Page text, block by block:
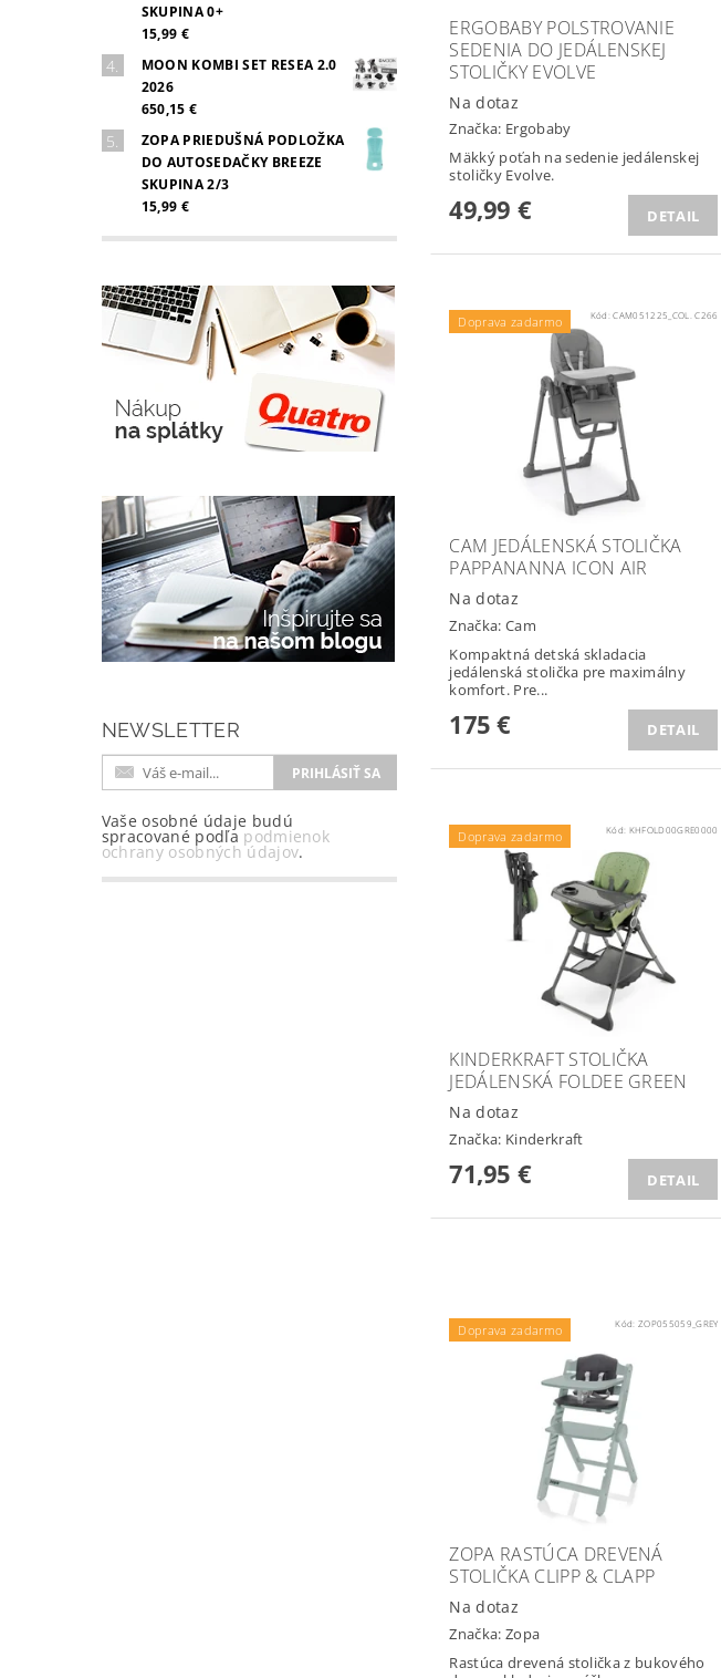
SKUPINA 0+
15,99 €
MOON KOMBI SET RESEA 2.0
2026
650,15 €
ZOPA PRIEDUŠNÁ PODLOŽKA
DO AUTOSEDAČKY BREEZE
SKUPINA 2/3
15,99 €
NEWSLETTER
Vaše osobné údaje budú
spracované podľa podmienok
ochrany osobných údajov.
ERGOBABY POLSTROVANIE
SEDENIA DO JEDÁLENSKEJ
STOLIČKY EVOLVE
Na dotaz
Značka: Ergobaby
Mäkký poťah na sedenie jedálenskej
stoličky Evolve.
49,99 € DETAIL
Doprava zadarmo Kód:CAM051225_COL. C266
CAM JEDÁLENSKÁ STOLIČKA
PAPPANANNA ICON AIR
Na dotaz
Značka: Cam
Kompaktná detská skladacia
jedálenská stolička pre maximálny
komfort. Pre...
175 € DETAIL
Doprava zadarmo Kód: KHFOLD00GRE0000
KINDERKRAFT STOLIČKA
JEDÁLENSKÁ FOLDEE GREEN
Na dotaz
Značka: Kinderkraft
71,95 € DETAIL
Doprava zadarmo Kód: ZOP055059_GREY
ZOPA RASTÚCA DREVENÁ
STOLIČKA CLIPP & CLAPP
Na dotaz
Značka: Zopa
Rastúca drevená stolička z bukového